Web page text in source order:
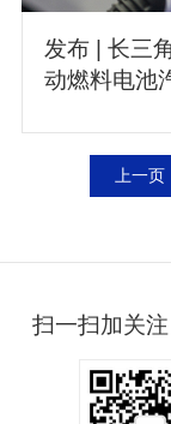
发布 | 长三
动燃料电池
上一页
扫一扫加关注